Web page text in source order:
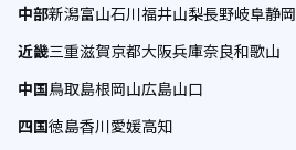
中部新潟富山石川福井山梨長野岐阜静岡
近畿三重滋賀京都大阪兵庫奈良和歌山
中国鳥取島根岡山広島山口
四国徳島香川愛媛高知